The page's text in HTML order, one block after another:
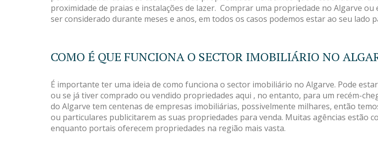
proximidade de praias e instalações de lazer. Comprar uma propriedade no Algarve
ser considerado durante meses e anos, em todos os casos podemos estar ao seu lado
COMO É QUE FUNCIONA O SECTOR IMOBILIÁRIO NO
É importante ter uma ideia de como funciona o sector imobiliário no Algarve. Pode
ou se já tiver comprado ou vendido propriedades aqui , no entanto, para um recém-
do Algarve tem centenas de empresas imobiliárias, possivelmente milhares, então
ou particulares publicitarem as suas propriedades para venda. Muitas agências estão
enquanto portais oferecem propriedades na região mais vasta.